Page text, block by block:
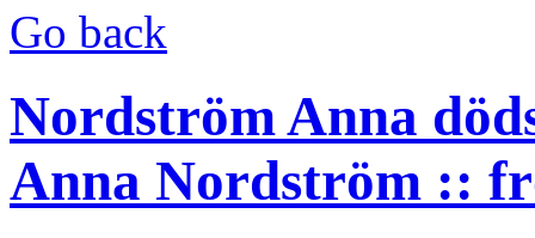
Go back
Nordström Anna
Anna Nordström ::